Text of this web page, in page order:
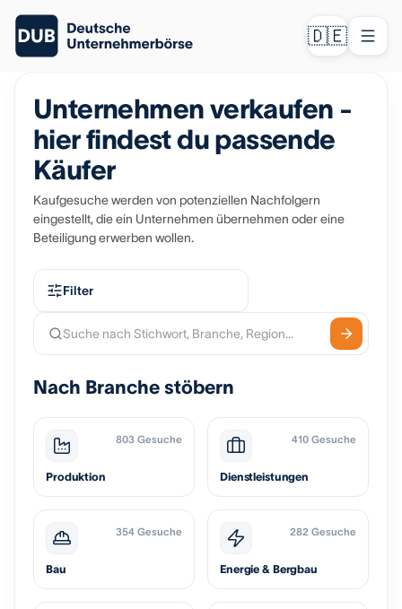
🇩🇪
Unternehmen verkaufen -
hier findest du passende
Käufer
Kaufgesuche werden von potenziellen Nachfolgern
eingestellt, die ein Unternehmen übernehmen oder eine
Beteiligung erwerben wollen.
Filter
Nach Branche stöbern
803 Gesuche
Produktion
410 Gesuche
Dienstleistungen
354 Gesuche
Bau
282 Gesuche
Energie & Bergbau